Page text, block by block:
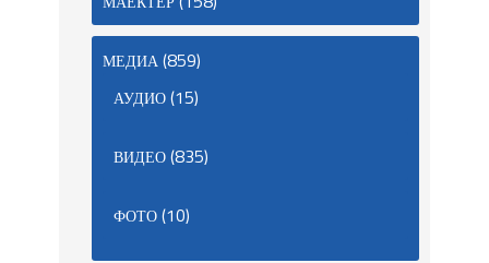
МЕДИА(859)
АУДИО(15)
ВИДЕО(835)
ФОТО(10)